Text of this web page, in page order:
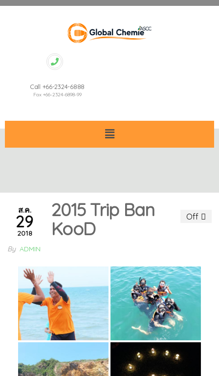
Call +66-2324-6888
Fax +66-2324-6898-99
ส.ค.
29
2018
Off
2015 Trip Ban
KooD
By ADMIN